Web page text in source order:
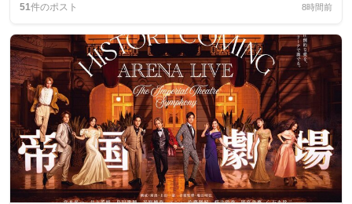
51件のポスト 8時間前